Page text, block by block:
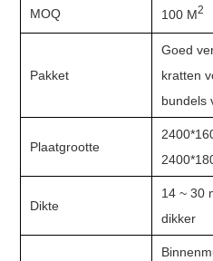
MOQ 100 M2
Pakket
Goed
kratten
bundels
Plaatgrootte
Dikte
14 ~ 30
dikker